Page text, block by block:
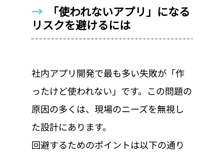
→
「使われないアプリ」になる
リスクを避けるには
社内アプリ開発で最も多い失敗が「作
ったけど使われない」です。この問題の
原因の多くは、現場のニーズを無視し
た設計にあります。
回避するためのポイントは以下の通り